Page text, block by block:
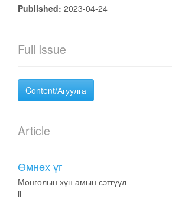
Published: 2023-04-24
Full Issue
Content/Агуулга
Article
Өмнөх үг
Монголын хүн амын сэтгүүл
ii